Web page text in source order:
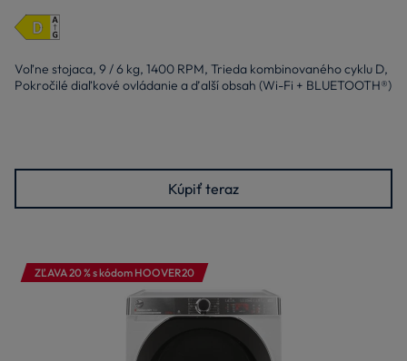
Voľne stojaca, 9 / 6 kg, 1400 RPM, Trieda kombinovaného cyklu D,
Pokročilé diaľkové ovládanie a ďalší obsah (Wi-Fi + BLUETOOTH®)
Kúpiť teraz
ZĽAVA 20 % s kódom HOOVER20